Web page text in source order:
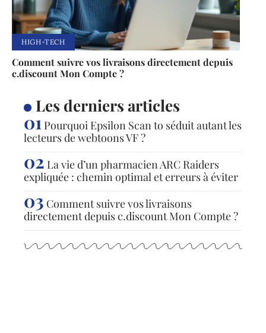
HIGH-TECH
Comment suivre vos livraisons directement depuis
c.discount Mon Compte ?
Les derniers articles
Pourquoi Epsilon Scan to séduit autant les
lecteurs de webtoons VF ?
La vie d’un pharmacien ARC Raiders
expliquée : chemin optimal et erreurs à éviter
Comment suivre vos livraisons
directement depuis c.discount Mon Compte ?